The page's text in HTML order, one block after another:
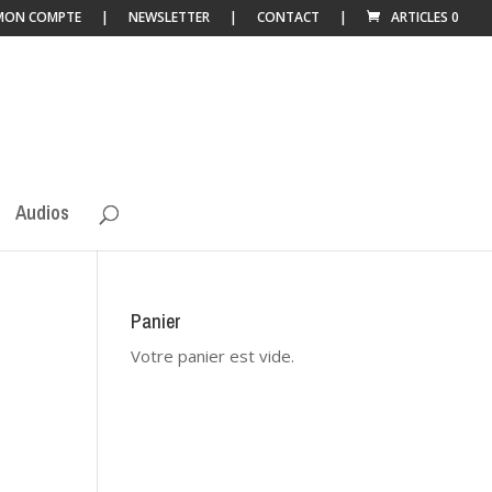
COMPTE NEWSLETTER CONTACT ARTICLES 0
Audios
Panier
Votre panier est vide.